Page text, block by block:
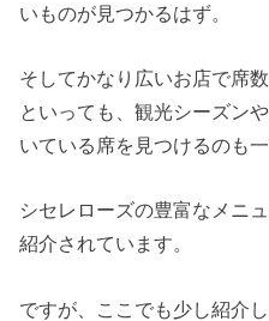
いものが見つかるはず。
そしてかなり広いお店で席
といっても、観光シーズン
いている席を見つけるのも一
シセレローズの豊富なメニ
紹介されています。
ですが、ここでも少し紹介